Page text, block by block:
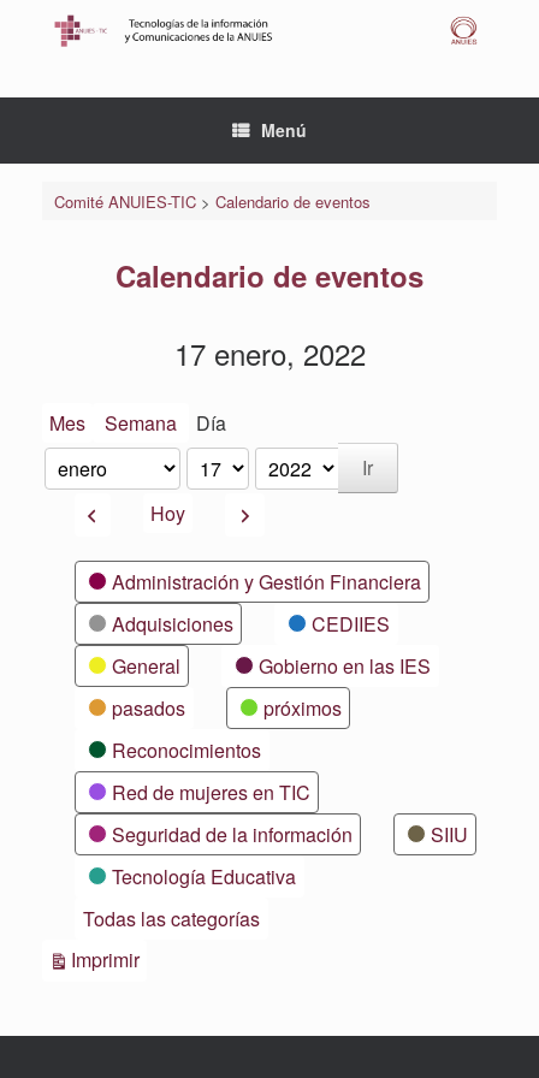
Menú
Comité ANUIES-TIC> Calendario de eventos
Calendario de eventos
17 enero, 2022
Mes Semana Día
Mes
Día
Año
AnteriorHoy Siguiente
CategoríasAdministración y Gestión Financiera
Adquisiciones
CEDIIES
General
Gobierno en las IES
pasados
próximos
Reconocimientos
Red de mujeres en TIC
Seguridad de la información
SIIU
Tecnología Educativa
Todas las categorías
ImprimirVistas